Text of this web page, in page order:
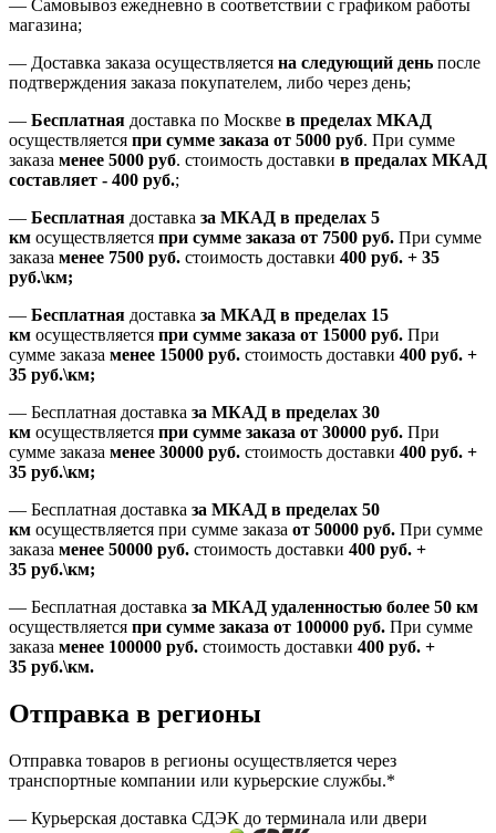
— Самовывоз ежедневно в соответствии с графиком работы
магазина;
— Доставка заказа осуществляется на следующий день после
подтверждения заказа покупателем, либо через день;
— Бесплатная доставка по Москве в пределах МКАД
осуществляется при сумме заказа от 5000 руб. При сумме
заказа менее 5000 руб. стоимость доставки в предалах МКАД
составляет - 400 руб.;
— Бесплатная доставка за МКАД в пределах 5
км осуществляется при сумме заказа от 7500 руб. При сумме
заказа менее 7500 руб. стоимость доставки 400 руб. + 35
руб.\км;
— Бесплатная доставка за МКАД в пределах 15
км осуществляется при сумме заказа от 15000 руб. При
сумме заказа менее 15000 руб. стоимость доставки 400 руб. +
35 руб.\км;
— Бесплатная доставка за МКАД в пределах 30
км осуществляется при сумме заказа от 30000 руб. При
сумме заказа менее 30000 руб. стоимость доставки 400 руб. +
35 руб.\км;
— Бесплатная доставка за МКАД в пределах 50
км осуществляется при сумме заказа от 50000 руб. При сумме
заказа менее 50000 руб. стоимость доставки 400 руб. +
35 руб.\км;
— Бесплатная доставка за МКАД удаленностью более 50 км
осуществляется при сумме заказа от 100000 руб. При сумме
заказа менее 100000 руб. стоимость доставки 400 руб. +
35 руб.\км.
Отправка в регионы
Отправка товаров в регионы осуществляется через
транспортные компании или курьерские службы.*
— Курьерская доставка СДЭК до терминала или двери